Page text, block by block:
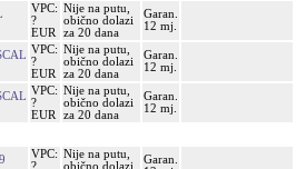
VPC:
?
EUR
Nije na putu,
obično dolazi
za 20 dana
Garan.
12 mj.
VPC:
?
EUR
Nije na putu,
obično dolazi
za 20 dana
Garan.
12 mj.
VPC:
?
EUR
Nije na putu,
obično dolazi
za 20 dana
Garan.
12 mj.
VPC:
?
Nije na putu,
obično dolazi
Garan.